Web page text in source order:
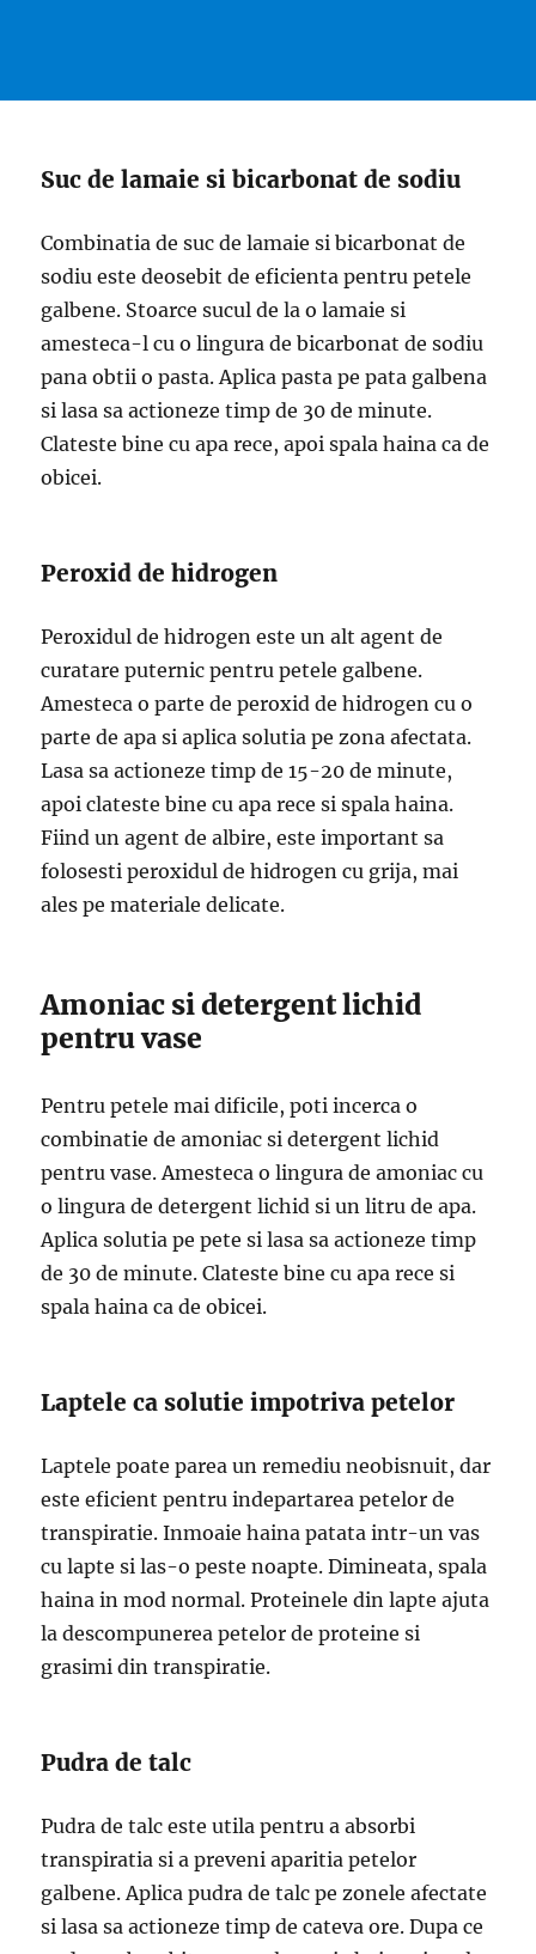
Suc de lamaie si bicarbonat de sodiu
Combinatia de suc de lamaie si bicarbonat de
sodiu este deosebit de eficienta pentru petele
galbene. Stoarce sucul de la o lamaie si
amesteca-l cu o lingura de bicarbonat de sodiu
pana obtii o pasta. Aplica pasta pe pata galbena
si lasa sa actioneze timp de 30 de minute.
Clateste bine cu apa rece, apoi spala haina ca de
obicei.
Peroxid de hidrogen
Peroxidul de hidrogen este un alt agent de
curatare puternic pentru petele galbene.
Amesteca o parte de peroxid de hidrogen cu o
parte de apa si aplica solutia pe zona afectata.
Lasa sa actioneze timp de 15-20 de minute,
apoi clateste bine cu apa rece si spala haina.
Fiind un agent de albire, este important sa
folosesti peroxidul de hidrogen cu grija, mai
ales pe materiale delicate.
Amoniac si detergent lichid
pentru vase
Pentru petele mai dificile, poti incerca o
combinatie de amoniac si detergent lichid
pentru vase. Amesteca o lingura de amoniac cu
o lingura de detergent lichid si un litru de apa.
Aplica solutia pe pete si lasa sa actioneze timp
de 30 de minute. Clateste bine cu apa rece si
spala haina ca de obicei.
Laptele ca solutie impotriva petelor
Laptele poate parea un remediu neobisnuit, dar
este eficient pentru indepartarea petelor de
transpiratie. Inmoaie haina patata intr-un vas
cu lapte si las-o peste noapte. Dimineata, spala
haina in mod normal. Proteinele din lapte ajuta
la descompunerea petelor de proteine si
grasimi din transpiratie.
Pudra de talc
Pudra de talc este utila pentru a absorbi
transpiratia si a preveni aparitia petelor
galbene. Aplica pudra de talc pe zonele afectate
si lasa sa actioneze timp de cateva ore. Dupa ce